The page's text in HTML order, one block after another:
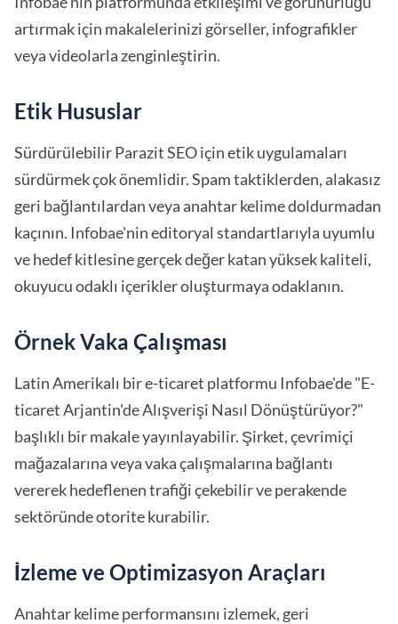
artırmak için makalelerinizi görseller, infografikler
veya videolarla zenginleştirin.
Etik Hususlar
Sürdürülebilir Parazit SEO için etik uygulamaları
sürdürmek çok önemlidir. Spam taktiklerden, alakasız
geri bağlantılardan veya anahtar kelime doldurmadan
kaçının. Infobae'nin editoryal standartlarıyla uyumlu
ve hedef kitlesine gerçek değer katan yüksek kaliteli,
okuyucu odaklı içerikler oluşturmaya odaklanın.
Örnek Vaka Çalışması
Latin Amerikalı bir e-ticaret platformu Infobae'de "E-
ticaret Arjantin'de Alışverişi Nasıl Dönüştürüyor?"
başlıklı bir makale yayınlayabilir. Şirket, çevrimiçi
mağazalarına veya vaka çalışmalarına bağlantı
vererek hedeflenen trafiği çekebilir ve perakende
sektöründe otorite kurabilir.
İzleme ve Optimizasyon Araçları
Anahtar kelime performansını izlemek, geri